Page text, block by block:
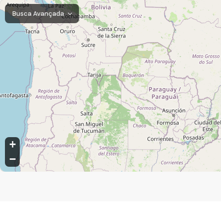
Campo Limpo Paulista, São Paulo, Brasil
+
−
Busca Avançada